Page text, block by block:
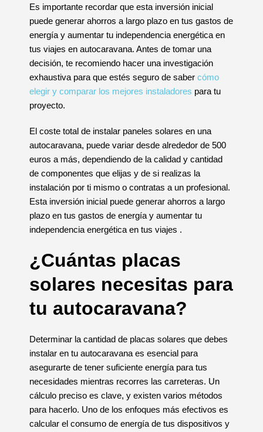
Es importante recordar que esta inversión inicial
puede generar ahorros a largo plazo en tus gastos de
energía y aumentar tu independencia energética en
tus viajes en autocaravana. Antes de tomar una
decisión, te recomiendo hacer una investigación
exhaustiva para que estés seguro de saber cómo
elegir y comparar los mejores instaladores para tu
proyecto.
El coste total de instalar paneles solares en una
autocaravana, puede variar desde alrededor de 500
euros a más, dependiendo de la calidad y cantidad
de componentes que elijas y de si realizas la
instalación por ti mismo o contratas a un profesional.
Esta inversión inicial puede generar ahorros a largo
plazo en tus gastos de energía y aumentar tu
independencia energética en tus viajes .
¿Cuántas placas
solares necesitas para
tu autocaravana?
Determinar la cantidad de placas solares que debes
instalar en tu autocaravana es esencial para
asegurarte de tener suficiente energía para tus
necesidades mientras recorres las carreteras. Un
cálculo preciso es clave, y existen varios métodos
para hacerlo. Uno de los enfoques más efectivos es
calcular el consumo de energía de tus dispositivos y